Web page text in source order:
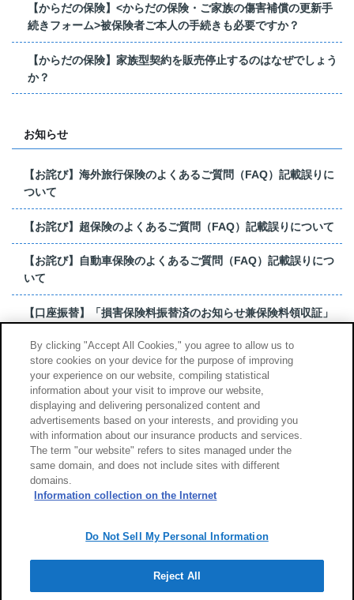
【からだの保険】<からだの保険・ご家族の傷害補償の更新手
続きフォーム>被保険者ご本人の手続きも必要ですか？
【からだの保険】家族型契約を販売停止するのはなぜでしょう
か？
お知らせ
【お詫び】海外旅行保険のよくあるご質問（FAQ）記載誤りに
ついて
【お詫び】超保険のよくあるご質問（FAQ）記載誤りについて
【お詫び】自動車保険のよくあるご質問（FAQ）記載誤りにつ
いて
【口座振替】「損害保険料振替済のお知らせ兼保険料領収証」
【お詫び】超保険のよくあるご質問（FAQ）記載誤りについて
もっと見る
サイトのご利用について
勧誘方針
Copyright (c) Tokio Marine & Nichido Fire Insurance Co., Ltd.
By clicking "Accept All Cookies," you agree to allow us to
store cookies on your device for the purpose of improving
your experience on our website, compiling statistical
information about your visit to improve our website,
displaying and delivering personalized content and
advertisements based on your interests, and providing you
with information about our insurance products and services.
The term "our website" refers to sites managed under the
same domain, and does not include sites with different
domains.
Information collection on the Internet
Do Not Sell My Personal Information
Reject All